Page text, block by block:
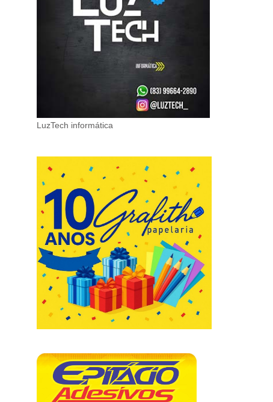
LuzTech informática